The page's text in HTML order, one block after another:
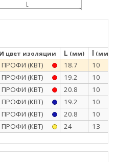
цвет изоляции L (мм) l (мм)
ПРОФИ (КВТ) 18.7 10
ПРОФИ (КВТ) 19.2 10
ПРОФИ (КВТ) 20.8 10
ПРОФИ (КВТ) 19.2 10
ПРОФИ (КВТ) 20.8 10
ПРОФИ (КВТ) 24 13